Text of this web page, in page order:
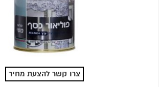
צרו קשר להצעת מחיר